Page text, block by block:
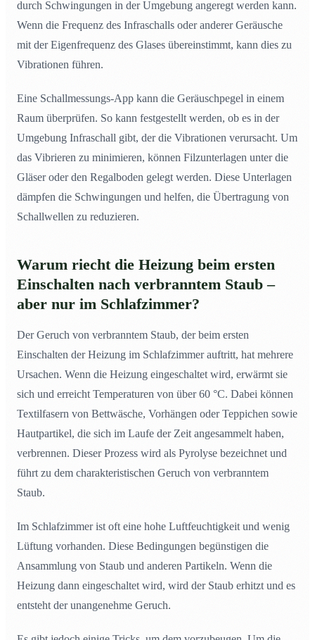
durch Schwingungen in der Umgebung angeregt werden kann.
Wenn die Frequenz des Infraschalls oder anderer Geräusche
mit der Eigenfrequenz des Glases übereinstimmt, kann dies zu
Vibrationen führen.
Eine Schallmessungs-App kann die Geräuschpegel in einem
Raum überprüfen. So kann festgestellt werden, ob es in der
Umgebung Infraschall gibt, der die Vibrationen verursacht. Um
das Vibrieren zu minimieren, können Filzunterlagen unter die
Gläser oder den Regalboden gelegt werden. Diese Unterlagen
dämpfen die Schwingungen und helfen, die Übertragung von
Schallwellen zu reduzieren.
Warum riecht die Heizung beim ersten
Einschalten nach verbranntem Staub –
aber nur im Schlafzimmer?
Der Geruch von verbranntem Staub, der beim ersten
Einschalten der Heizung im Schlafzimmer auftritt, hat mehrere
Ursachen. Wenn die Heizung eingeschaltet wird, erwärmt sie
sich und erreicht Temperaturen von über 60 °C. Dabei können
Textilfasern von Bettwäsche, Vorhängen oder Teppichen sowie
Hautpartikel, die sich im Laufe der Zeit angesammelt haben,
verbrennen. Dieser Prozess wird als Pyrolyse bezeichnet und
führt zu dem charakteristischen Geruch von verbranntem
Staub.
Im Schlafzimmer ist oft eine hohe Luftfeuchtigkeit und wenig
Lüftung vorhanden. Diese Bedingungen begünstigen die
Ansammlung von Staub und anderen Partikeln. Wenn die
Heizung dann eingeschaltet wird, wird der Staub erhitzt und es
entsteht der unangenehme Geruch.